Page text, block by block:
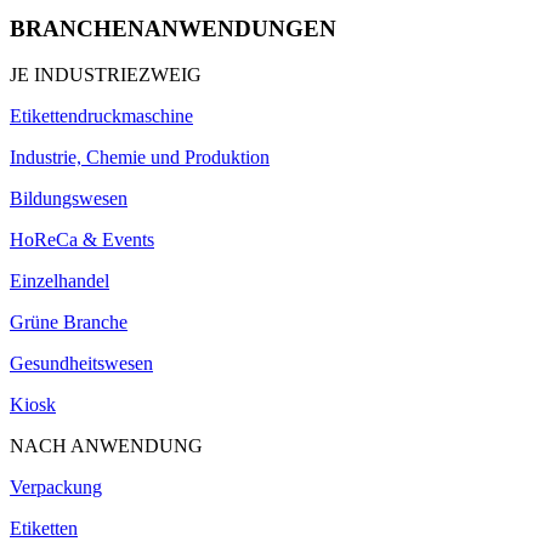
BRANCHENANWENDUNGEN
JE INDUSTRIEZWEIG
Etikettendruckmaschine
Industrie, Chemie und Produktion
Bildungswesen
HoReCa & Events
Einzelhandel
Grüne Branche
Gesundheitswesen
Kiosk
NACH ANWENDUNG
Verpackung
Etiketten